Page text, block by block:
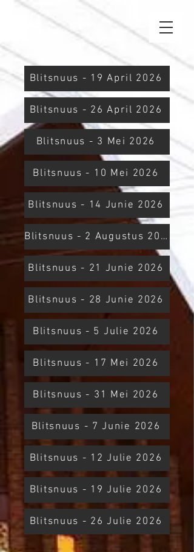
Blitsnuus - 19 April 2026
Blitsnuus - 26 April 2026
Blitsnuus - 3 Mei 2026
Blitsnuus - 10 Mei 2026
Blitsnuus - 14 Junie 2026
Blitsnuus - 2 Augustus 2026
Blitsnuus - 21 Junie 2026
Blitsnuus - 28 Junie 2026
Blitsnuus - 5 Julie 2026
Blitsnuus - 17 Mei 2026
Blitsnuus - 31 Mei 2026
Blitsnuus - 7 Junie 2026
Blitsnuus - 12 Julie 2026
Blitsnuus - 19 Julie 2026
Blitsnuus - 26 Julie 2026